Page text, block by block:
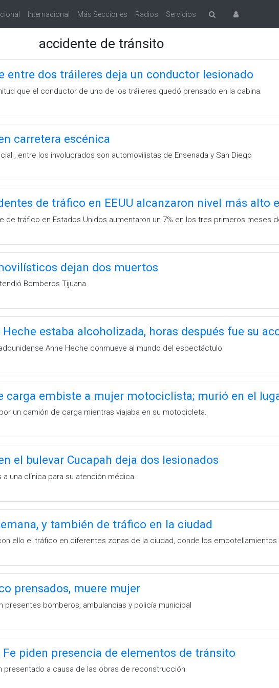
Internacional Más Secciones Radios Servicios
accidente de tránsito
entre dos tráileres deja un conductor lesionado
que el conductor de uno de los tráileres quedó prensado en la cabina.
carretera escénica
, entre los involucrados son automovilistas de Ensenada y San Diego
de tráfico en EEUU alcanzaron nivel más alto
de tráfico en Estados Unidos aumentaron un 7% en los tres primeros meses
dejan dos muertos
Bomberos Tijuana
Heche estaba alcoholizada, horas después fue su
Anne Heche conmueve al mundo del espectáctulo
carga embiste a mujer motociclista; murió en el
un camión de carga mientras viajaba en su motocicleta.
el bulevar Cucapah deja dos lesionados
una clínica para su atención médica.
y también de tráfico en la ciudad
ello el tráfico en diferentes zonas de la ciudad, donde los
prensados, muere mujer
presentes bomberos, ambulancias y policía municipal
piden presencia de elementos de tránsito
presentado a causa de las obras de reconstrucción